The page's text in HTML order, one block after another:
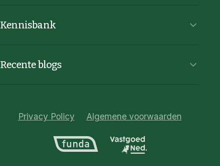
Kennisbank
Recente blogs
Privacy Policy Algemene voorwaarden